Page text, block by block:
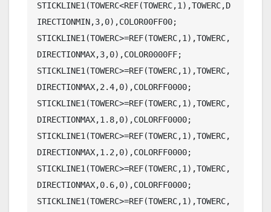
STICKLINE1(TOWERC<REF(TOWERC,1),TOWERC,D
IRECTIONMIN,3,0),COLOR00FF00;
STICKLINE1(TOWERC>=REF(TOWERC,1),TOWERC,
DIRECTIONMAX,3,0),COLOR0000FF;
STICKLINE1(TOWERC>=REF(TOWERC,1),TOWERC,
DIRECTIONMAX,2.4,0),COLORFF0000;
STICKLINE1(TOWERC>=REF(TOWERC,1),TOWERC,
DIRECTIONMAX,1.8,0),COLORFF0000;
STICKLINE1(TOWERC>=REF(TOWERC,1),TOWERC,
DIRECTIONMAX,1.2,0),COLORFF0000;
STICKLINE1(TOWERC>=REF(TOWERC,1),TOWERC,
DIRECTIONMAX,0.6,0),COLORFF0000;
STICKLINE1(TOWERC>=REF(TOWERC,1),TOWERC,